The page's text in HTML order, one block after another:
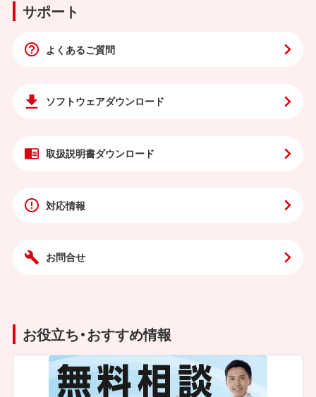
サポート
よくあるご質問
ソフトウェアダウンロード
取扱説明書ダウンロード
対応情報
お問合せ
お役立ち・おすすめ情報